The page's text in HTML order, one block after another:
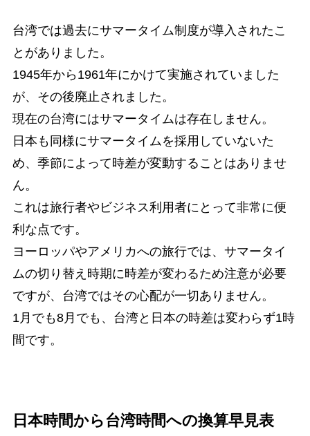
台湾では過去にサマータイム制度が導入されたこ
とがありました。
1945年から1961年にかけて実施されていました
が、その後廃止されました。
現在の台湾にはサマータイムは存在しません。
日本も同様にサマータイムを採用していないた
め、季節によって時差が変動することはありませ
ん。
これは旅行者やビジネス利用者にとって非常に便
利な点です。
ヨーロッパやアメリカへの旅行では、サマータイ
ムの切り替え時期に時差が変わるため注意が必要
ですが、台湾ではその心配が一切ありません。
1月でも8月でも、台湾と日本の時差は変わらず1時
間です。
日本時間から台湾時間への換算早見表